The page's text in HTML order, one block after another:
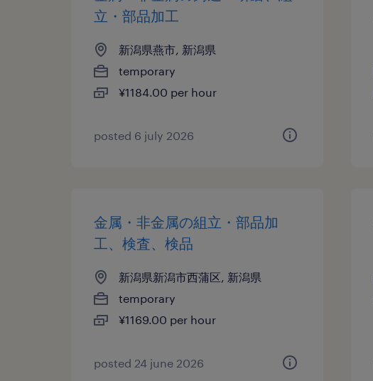
立・部品加工
新潟県燕市, 新潟県
temporary
¥1184.00 per hour
posted 6 july 2026
金属・非金属の組立・部品加
工、検査、検品
新潟県新潟市西蒲区, 新潟県
temporary
¥1169.00 per hour
posted 24 june 2026